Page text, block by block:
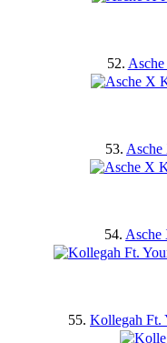
52.
53.
54. Asche
55. Kollegah Ft.